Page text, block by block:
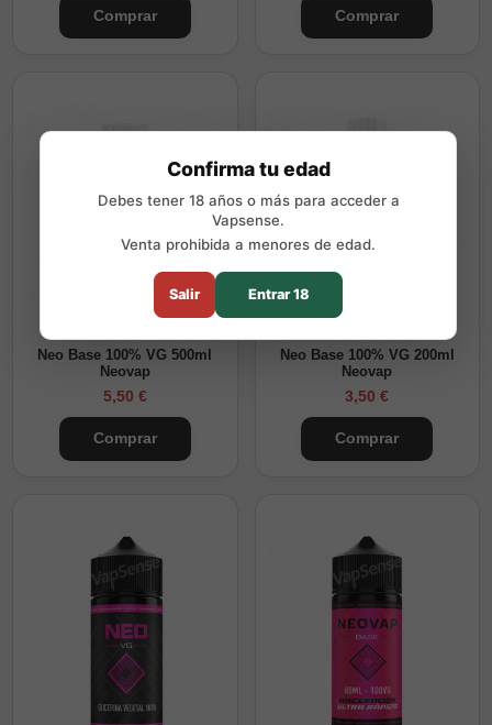
Comprar Comprar
Neo Base 100% VG 500ml
Neovap
5,50 €
Comprar
Neo Base 100% VG 200ml
Neovap
3,50 €
Comprar
Confirma tu edad
Debes tener 18 años o más para acceder a
Vapsense.
Venta prohibida a menores de edad.
Salir Entrar 18